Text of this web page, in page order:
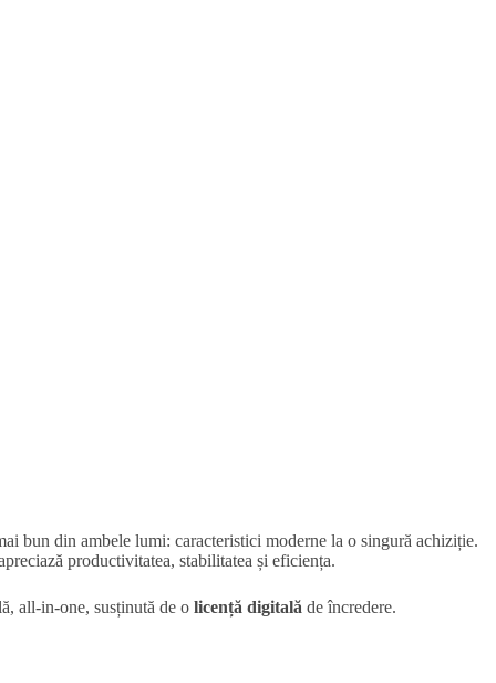
bun din ambele lumi: caracteristici moderne la o singură achiziție.
productivitatea, stabilitatea și eficiența.
all-in-one, susținută de o licență digitală de încredere.